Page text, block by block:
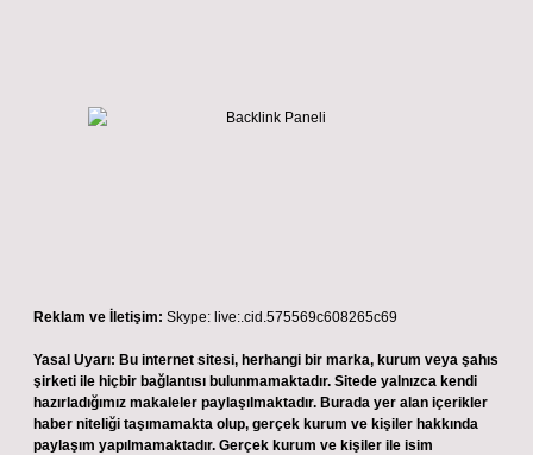
Reklam ve İletişim: Skype: live:.cid.575569c608265c69
Yasal Uyarı: Bu internet sitesi, herhangi bir marka, kurum veya şahıs
şirketi ile hiçbir bağlantısı bulunmamaktadır. Sitede yalnızca kendi
hazırladığımız makaleler paylaşılmaktadır. Burada yer alan içerikler
haber niteliği taşımamakta olup, gerçek kurum ve kişiler hakkında
paylaşım yapılmamaktadır. Gerçek kurum ve kişiler ile isim